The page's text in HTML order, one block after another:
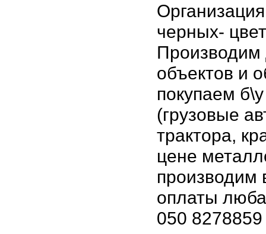
черных-
объектов и
покупаем
(грузовые
трактора,
цене
оплаты
050 8278859